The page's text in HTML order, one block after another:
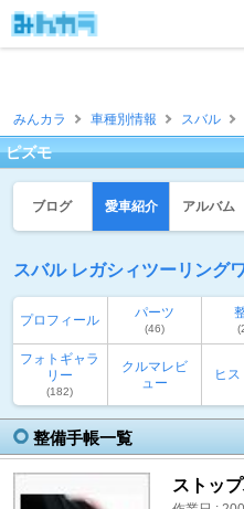
みんカラ 車種別情報 スバル
ピズモ
ブログ 愛車紹介 アルバム
スバル レガシィツーリング
プロフィール パーツ
(46)
フォトギャラ
リー
(182)
クルマレビ
ュー
ヒ
整備手帳一覧
ストッ